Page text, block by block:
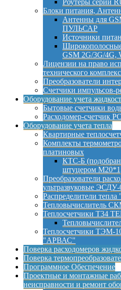
Роутеры серии
Блоки питания,
Антенны для
ПУЛЬСАР
Источники
GSM 2G/3G/4G,
Лицензии на право
технического
Преобразователи
Счетчики импульсов-
Оборудование учета
Бытовые счетчики
Расходомер-счетчик
Оборудование учета тепла
Квартирные
Комплекты
платиновых
КТС-Б
штуцером
Преобразователи
ультразвуковые ЭСДУ-
Распределители тепла
Тепловычислитель
Теплосчетчики Т34
Теплосчетчики ТЭМ-
"АРВАС"
Поверка расходомеров
Поверка
Программное Обеспечение
Проектные и монтажные
неисправности и ремонт